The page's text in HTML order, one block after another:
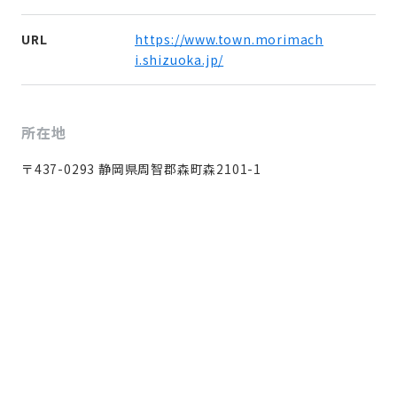
URL
https://www.town.morimach
i.shizuoka.jp/
所在地
〒437-0293 静岡県周智郡森町森2101-1